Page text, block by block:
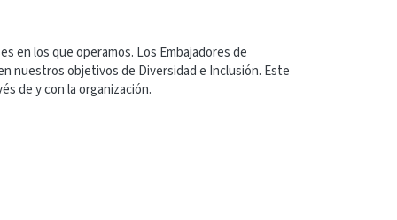
en los que operamos. Los Embajadores de
nuestros objetivos de Diversidad e Inclusión. Este
de y con la organización.